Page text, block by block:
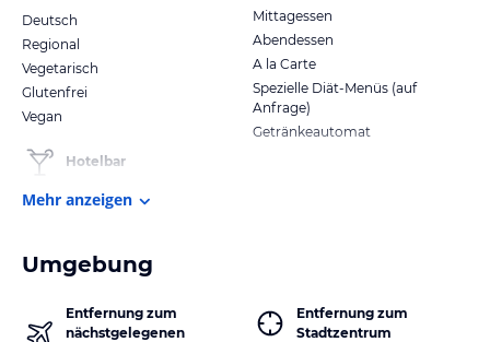
Deutsch
Regional
Vegetarisch
Glutenfrei
Vegan
Hotelbar
Mittagessen
Abendessen
A la Carte
Spezielle Diät-Menüs (auf
Anfrage)
Getränkeautomat
Mehr anzeigen
Umgebung
Entfernung zum
nächstgelegenen
Entfernung zum
Stadtzentrum